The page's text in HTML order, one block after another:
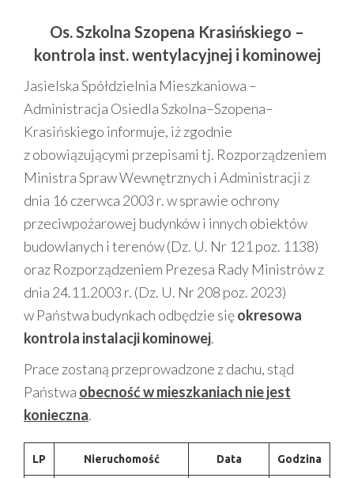
Os. Szkolna Szopena Krasińskiego –
kontrola inst. wentylacyjnej i kominowej
Jasielska Spółdzielnia Mieszkaniowa –
Administracja Osiedla Szkolna–Szopena–
Krasińskiego informuje, iż zgodnie
z obowiązującymi przepisami tj. Rozporządzeniem
Ministra Spraw Wewnętrznych i Administracji z
dnia 16 czerwca 2003 r. w sprawie ochrony
przeciwpożarowej budynków i innych obiektów
budowlanych i terenów (Dz. U. Nr 121 poz. 1138)
oraz Rozporządzeniem Prezesa Rady Ministrów z
dnia 24.11.2003 r. (Dz. U. Nr 208 poz. 2023)
w Państwa budynkach odbędzie sięokresowa
kontrola instalacji kominowej.
Prace zostaną przeprowadzone z dachu, stąd
Państwa obecność w mieszkaniach nie jest
konieczna.
LP Nieruchomość Data Godzina